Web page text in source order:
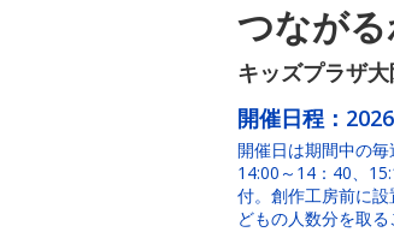
つなが
キッズプラザ
開催日程：
開催日は期間中の毎
14:00～14：40、
付。創作工房前に
どもの人数分を取る